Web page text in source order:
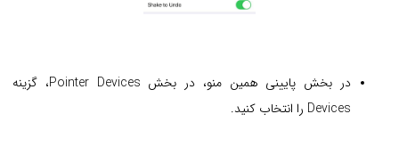
در بخش پایینی همین منو، در بخش Pointer Devices، گزینه
Devices را انتخاب کنید.